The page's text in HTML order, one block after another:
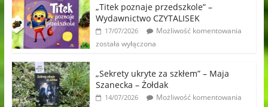
„Titek poznaje przedszkole” –
Wydawnictwo CZYTALISEK
17/07/2026
Możliwość komentowania
została wyłączona
„Sekrety ukryte za szkłem” – Maja
Szanecka – Żołdak
14/07/2026
Możliwość komentowania